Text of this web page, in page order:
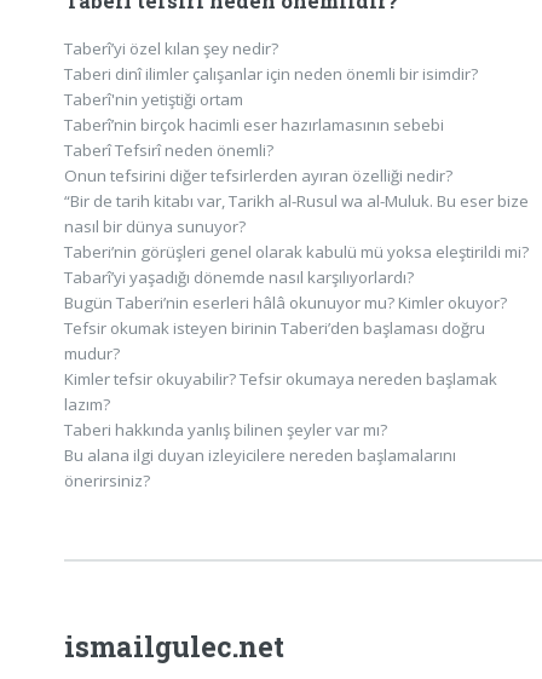
Taberî’yi özel kılan şey nedir?
Taberi dinî ilimler çalışanlar için neden önemli bir isimdir?
Taberî'nin yetiştiği ortam
Taberî’nin birçok hacimli eser hazırlamasının sebebi
Taberî Tefsirî neden önemli?
Onun tefsirini diğer tefsirlerden ayıran özelliği nedir?
“Bir de tarih kitabı var, Tarikh al-Rusul wa al-Muluk. Bu eser bize
nasıl bir dünya sunuyor?
Taberi’nin görüşleri genel olarak kabulü mü yoksa eleştirildi mi?
Tabarî’yi yaşadığı dönemde nasıl karşılıyorlardı?
Bugün Taberi’nin eserleri hâlâ okunuyor mu? Kimler okuyor?
Tefsir okumak isteyen birinin Taberi’den başlaması doğru
mudur?
Kimler tefsir okuyabilir? Tefsir okumaya nereden başlamak
lazım?
Taberi hakkında yanlış bilinen şeyler var mı?
Bu alana ilgi duyan izleyicilere nereden başlamalarını
önerirsiniz?
ismailgulec.net